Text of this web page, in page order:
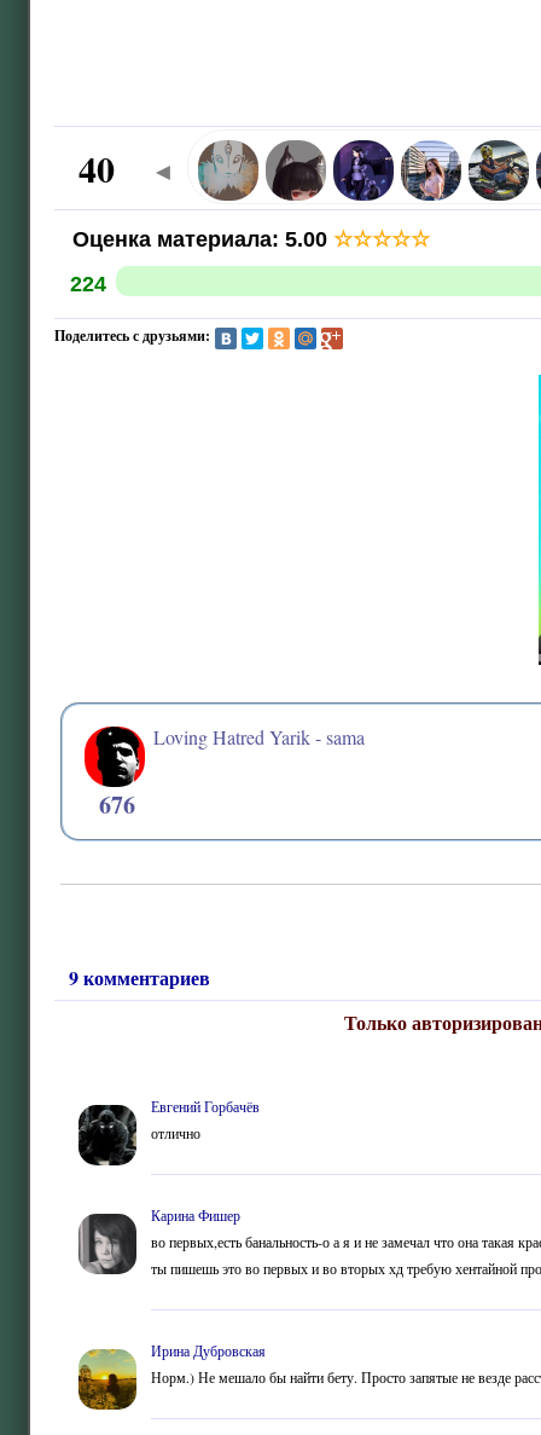
40 ◄
Оценка материала: 5.00 ☆☆☆☆☆
224
Поделитесь с друзьями:
676
Loving Hatred Yarik - sama
9 комментариев
Только
Евгений Горбачёв
отлично
Карина Фишер
во первых,есть банальность-о а я и не замечал что она такая
ты пишешь это во первых и во вторых хд требую хентайной
Ирина Дубровская
Норм.) Не мешало бы найти бету. Просто запятые не везде